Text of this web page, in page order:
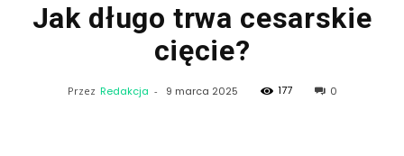
Jak długo trwa cesarskie
cięcie?
Przez Redakcja - 9 marca 2025 177 0